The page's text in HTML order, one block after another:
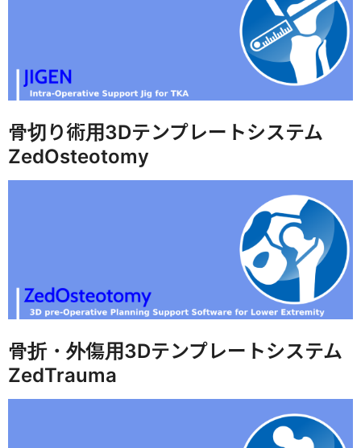
骨切り術用3Dテンプレートシステム
ZedOsteotomy
骨折・外傷用3Dテンプレートシステム
ZedTrauma